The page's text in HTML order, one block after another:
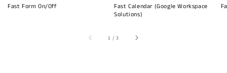
Fast Form On/Off
Fast Calendar (Google Workspace
Solutions)
1 /sur
3